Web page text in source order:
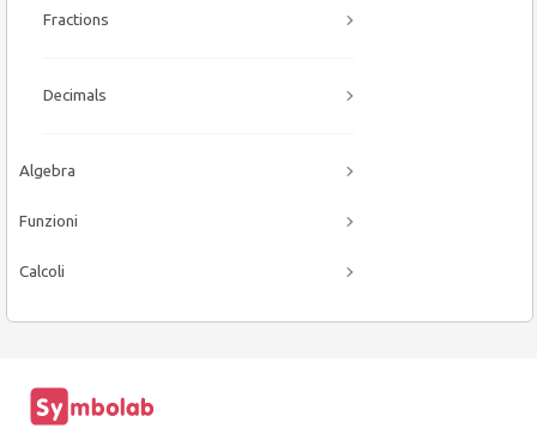
Fractions
Decimals
Algebra
Funzioni
Calcoli